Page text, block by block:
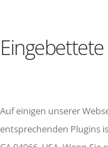
Auf einigen unserer
entsprechenden Plugins